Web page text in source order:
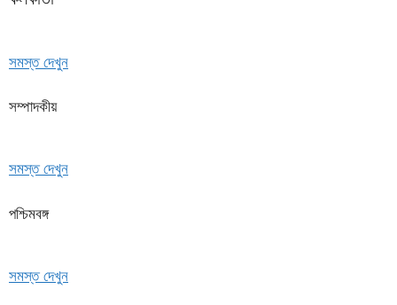
সমস্ত দেখুন
সম্পাদকীয়
সমস্ত দেখুন
পশ্চিমবঙ্গ
সমস্ত দেখুন